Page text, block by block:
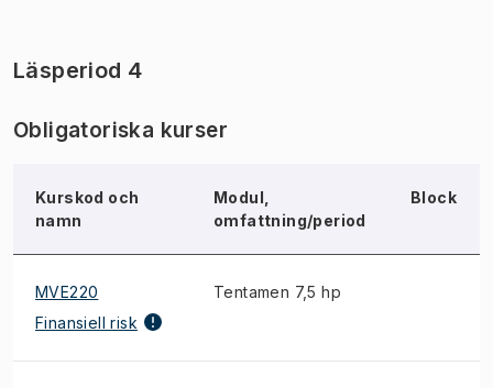
Läsperiod 4
Obligatoriska kurser
Kurskod och
namn
Modul,
omfattning/period
Block
MVE220
Finansiell risk
Tentamen 7,5 hp